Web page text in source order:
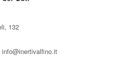
132
info@inertivalfino.it